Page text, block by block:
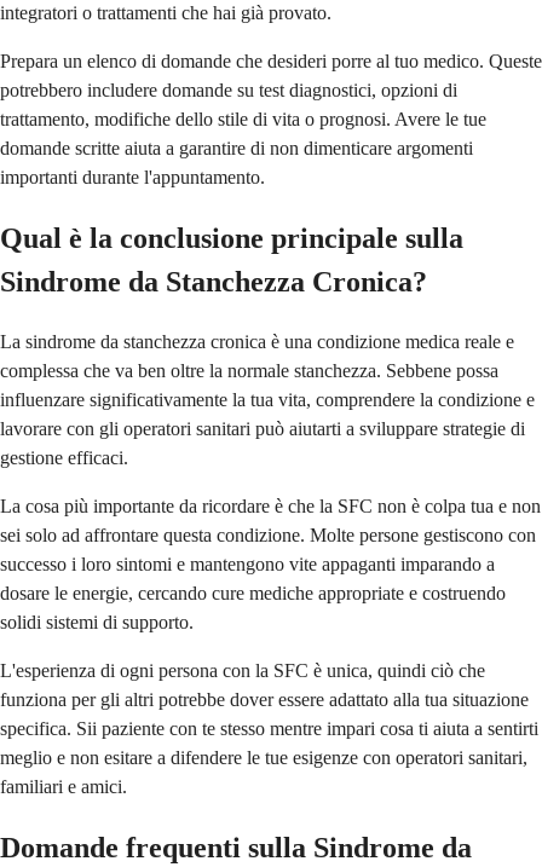
integratori o trattamenti che hai già provato.
Prepara un elenco di domande che desideri porre al tuo medico. Queste
potrebbero includere domande su test diagnostici, opzioni di
trattamento, modifiche dello stile di vita o prognosi. Avere le tue
domande scritte aiuta a garantire di non dimenticare argomenti
importanti durante l'appuntamento.
Qual è la conclusione principale sulla
Sindrome da Stanchezza Cronica?
La sindrome da stanchezza cronica è una condizione medica reale e
complessa che va ben oltre la normale stanchezza. Sebbene possa
influenzare significativamente la tua vita, comprendere la condizione e
lavorare con gli operatori sanitari può aiutarti a sviluppare strategie di
gestione efficaci.
La cosa più importante da ricordare è che la SFC non è colpa tua e non
sei solo ad affrontare questa condizione. Molte persone gestiscono con
successo i loro sintomi e mantengono vite appaganti imparando a
dosare le energie, cercando cure mediche appropriate e costruendo
solidi sistemi di supporto.
L'esperienza di ogni persona con la SFC è unica, quindi ciò che
funziona per gli altri potrebbe dover essere adattato alla tua situazione
specifica. Sii paziente con te stesso mentre impari cosa ti aiuta a sentirti
meglio e non esitare a difendere le tue esigenze con operatori sanitari,
familiari e amici.
Domande frequenti sulla Sindrome da